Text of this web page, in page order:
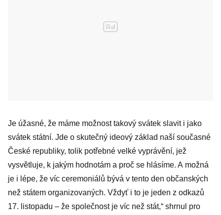
Je úžasné, že máme možnost takový svátek slavit i jako
svátek státní. Jde o skutečný ideový základ naší současné
České republiky, tolik potřebné velké vyprávění, jež
vysvětluje, k jakým hodnotám a proč se hlásíme. A možná
je i lépe, že víc ceremoniálů bývá v tento den občanských
než státem organizovaných. Vždyť i to je jeden z odkazů
17. listopadu – že společnost je víc než stát,“ shrnul pro